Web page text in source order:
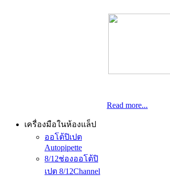
Read more...
เครื่องมือในห้องแล็ป
ออโต้ปิเปต
Autopipette
8/12ช่องออโต้ปิ
เปต 8/12Channel